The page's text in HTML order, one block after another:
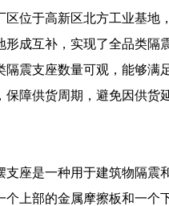
区位于高新区北方工业基地
形成互补，实现了全品类隔
隔震支座数量可观，能够满
保障供货周期，避免因供货
支座是一种用于建筑物隔震
个上部的金属摩擦板和一个